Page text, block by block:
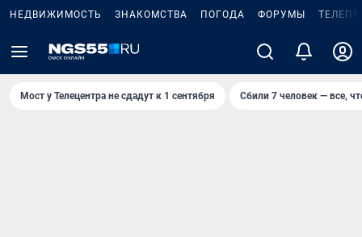
НЕДВИЖИМОСТЬ ЗНАКОМСТВА ПОГОДА ФОРУМЫ
Мост у Телецентра не сдадут к 1 сентября Сбили 7 человек — все,